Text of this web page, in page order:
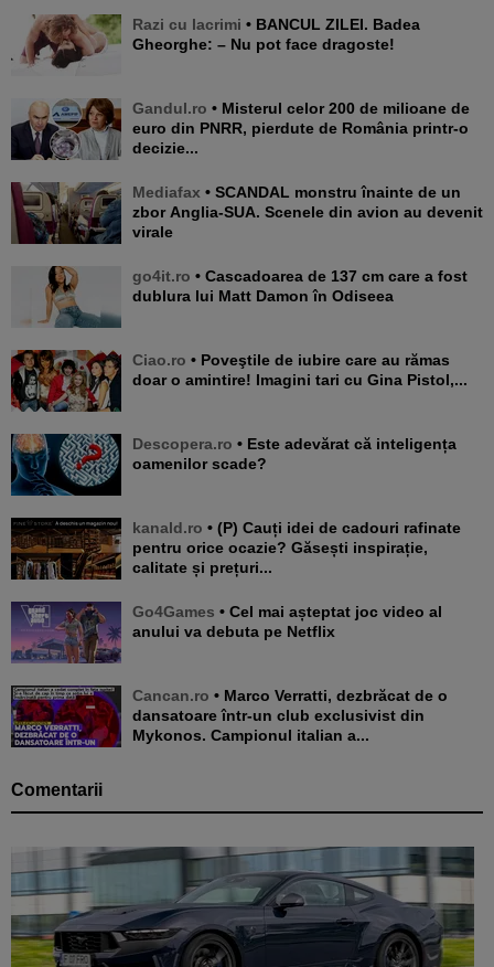
Razi cu lacrimi • BANCUL ZILEI. Badea
Gheorghe: – Nu pot face dragoste!
Gandul.ro • Misterul celor 200 de milioane de
euro din PNRR, pierdute de România printr-o
decizie...
Mediafax • SCANDAL monstru înainte de un
zbor Anglia-SUA. Scenele din avion au devenit
virale
go4it.ro • Cascadoarea de 137 cm care a fost
dublura lui Matt Damon în Odiseea
Ciao.ro • Poveştile de iubire care au rămas
doar o amintire! Imagini tari cu Gina Pistol,...
Descopera.ro • Este adevărat că inteligența
oamenilor scade?
kanald.ro • (P) Cauți idei de cadouri rafinate
pentru orice ocazie? Găsești inspirație,
calitate și prețuri...
Go4Games • Cel mai așteptat joc video al
anului va debuta pe Netflix
Cancan.ro • Marco Verratti, dezbrăcat de o
dansatoare într-un club exclusivist din
Mykonos. Campionul italian a...
Comentarii